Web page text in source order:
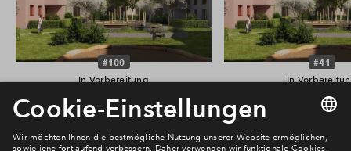
#100
In Vorbereitung
€ 330.000
Lichtquartier
#41
In
2-Zimmer-
€ 325.000
Lichtquartier